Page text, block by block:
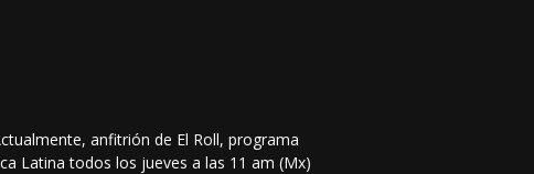
anfitrión de El Roll, programa
Latina todos los jueves a las 11 am (Mx)